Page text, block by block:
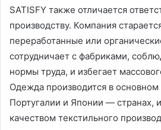
SATISFY также отличается
производству. Компания
переработанные или
сотрудничает с фабриками,
нормы труда, и избегает
Одежда производится в
Португалии и Японии — странах,
качеством текстильного